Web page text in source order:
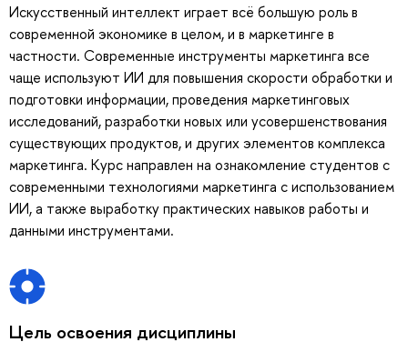
Искусственный интеллект играет всё большую роль в
современной экономике в целом, и в маркетинге в
частности. Современные инструменты маркетинга все
чаще используют ИИ для повышения скорости обработки и
подготовки информации, проведения маркетинговых
исследований, разработки новых или усовершенствования
существующих продуктов, и других элементов комплекса
маркетинга. Курс направлен на ознакомление студентов с
современными технологиями маркетинга с использованием
ИИ, а также выработку практических навыков работы и
данными инструментами.
Цель освоения дисциплины